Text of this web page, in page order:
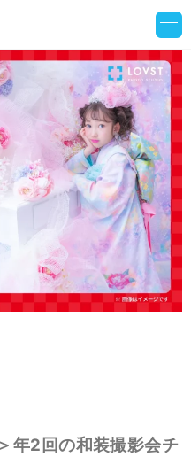
年2回の和装撮影会チ